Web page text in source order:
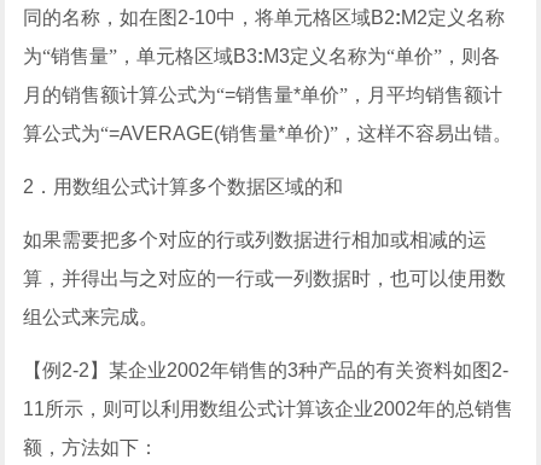
同的名称，如在图 2-10中，将单元格区域B2:M2定义名称
为“销售量”，单元格区域B3:M3定义名称为“单价”，则各
月的销售额计算公式为“=销售量*单价”，月平均销售额计
算公式为“=AVERAGE(销售量*单价)”，这样不容易出错。
2 ．用数组公式计算多个数据区域的和
如果需要把多个对应的行或列数据进行相加或相减的运
算，并得出与之对应的一行或一列数据时，也可以使用数
组公式来完成。
【例 2-2 】 某企业2002年销售的3种产品的有关资料如图 2-
11所示，则可以利用数组公式计算该企业2002年的总销售
额，方法如下：